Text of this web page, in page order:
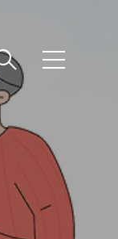
메